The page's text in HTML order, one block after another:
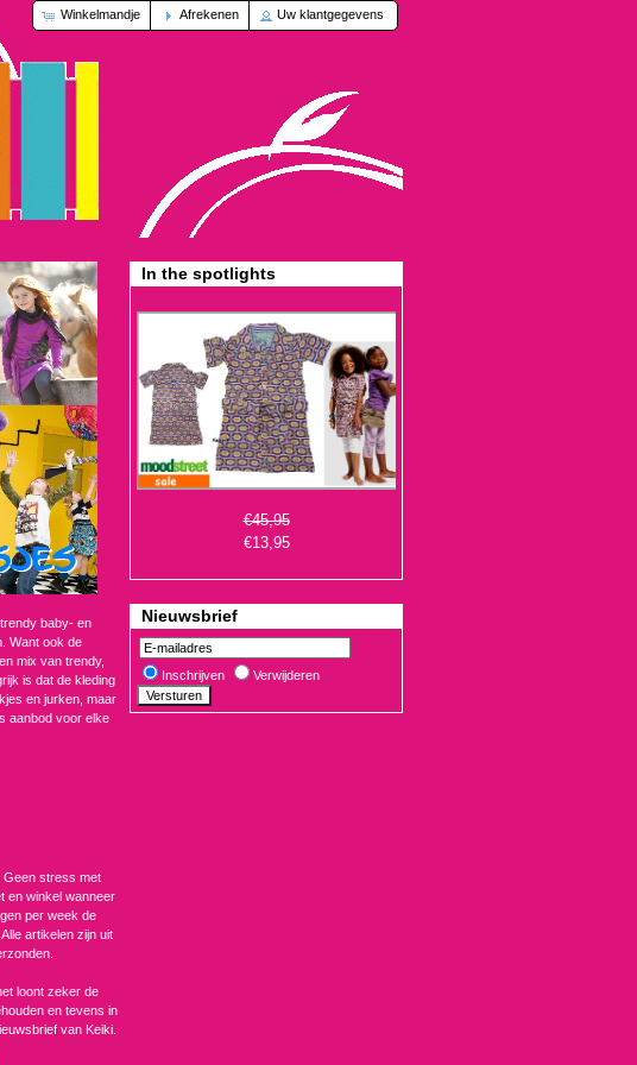
Winkelmandje Afrekenen Uw klantgegevens
baby- en
Want ook de
mix van trendy,
is dat de kleding
en jurken, maar
aanbod voor elke
Geen stress met
en winkel wanneer
per week de
artikelen zijn uit
loont zeker de
en tevens in
van Keiki.
In the spotlights
€13,95
Nieuwsbrief
Inschrijven Verwijderen